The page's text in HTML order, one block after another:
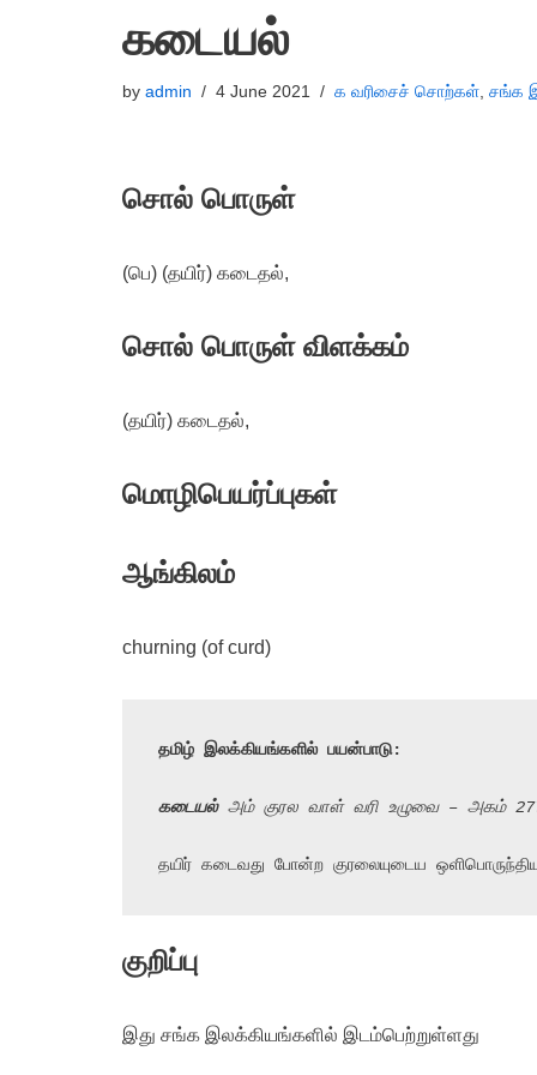
கடையல்
by admin 4 June 2021 க வரிசைச் சொற்கள் சங்க
சொல் பொருள்
(பெ) (தயிர்) கடைதல்,
சொல் பொருள் விளக்கம்
(தயிர்) கடைதல்,
மொழிபெயர்ப்புகள்
ஆங்கிலம்
churning (of curd)
தமிழ் இலக்கியங்களில் பயன்பாடு:
கடையல் அம் குரல வாள் வரி உழுவை – அகம்
தயிர் கடைவது போன்ற குரலையுடைய
குறிப்பு
இது சங்க இலக்கியங்களில் இடம்பெற்றுள்ளது